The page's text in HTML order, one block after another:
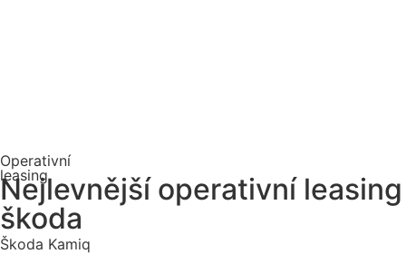
Operativní
leasing
Nejlevnější operativní leasing
škoda
Škoda Kamiq